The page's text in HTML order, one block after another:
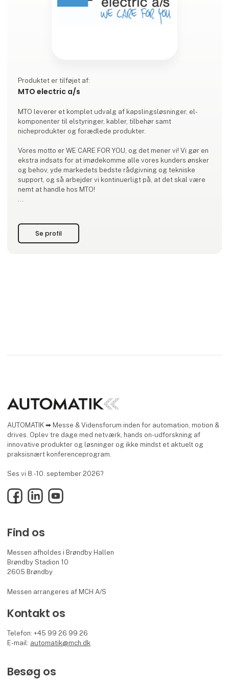
Produktet er tilføjet af:
MTO electric a/s
MTO leverer et komplet udvalg af kapslingsløsninger, el-
komponenter til elstyringer, kabler, tilbehør samt
nicheprodukter og forædlede produkter.
Vores motto er WE CARE FOR YOU, og det mener vi! Vi gør en
ekstra indsats for at imødekomme alle vores kunders ønsker
og behov, yde markedets bedste rådgivning og tekniske
support, og så arbejder vi kontinuerligt på, at det skal være
nemt at handle hos MTO!
bokse, kabler samt tilbehør til disse. Du kan dermed samle
mange køb et sted og skære ned på antallet af
Se profil
AUTOMATIK ➡ Messe & Vidensforum inden for automation, motion &
drives. Oplev tre dage med netværk, hands on-udforskning af
innovative produkter og løsninger og ikke mindst et aktuelt og
praksisnært konferenceprogram.
Ses vi 8.-10. september 2026?
FacebookLinkedInYouTube
Find os
Messen afholdes i Brøndby Hallen
Brøndby Stadion 10
2605 Brøndby
Messen arrangeres af MCH A/S
Kontakt os
Telefon: +45 99 26 99 26
E-mail: automatik@mch.dk
Besøg os